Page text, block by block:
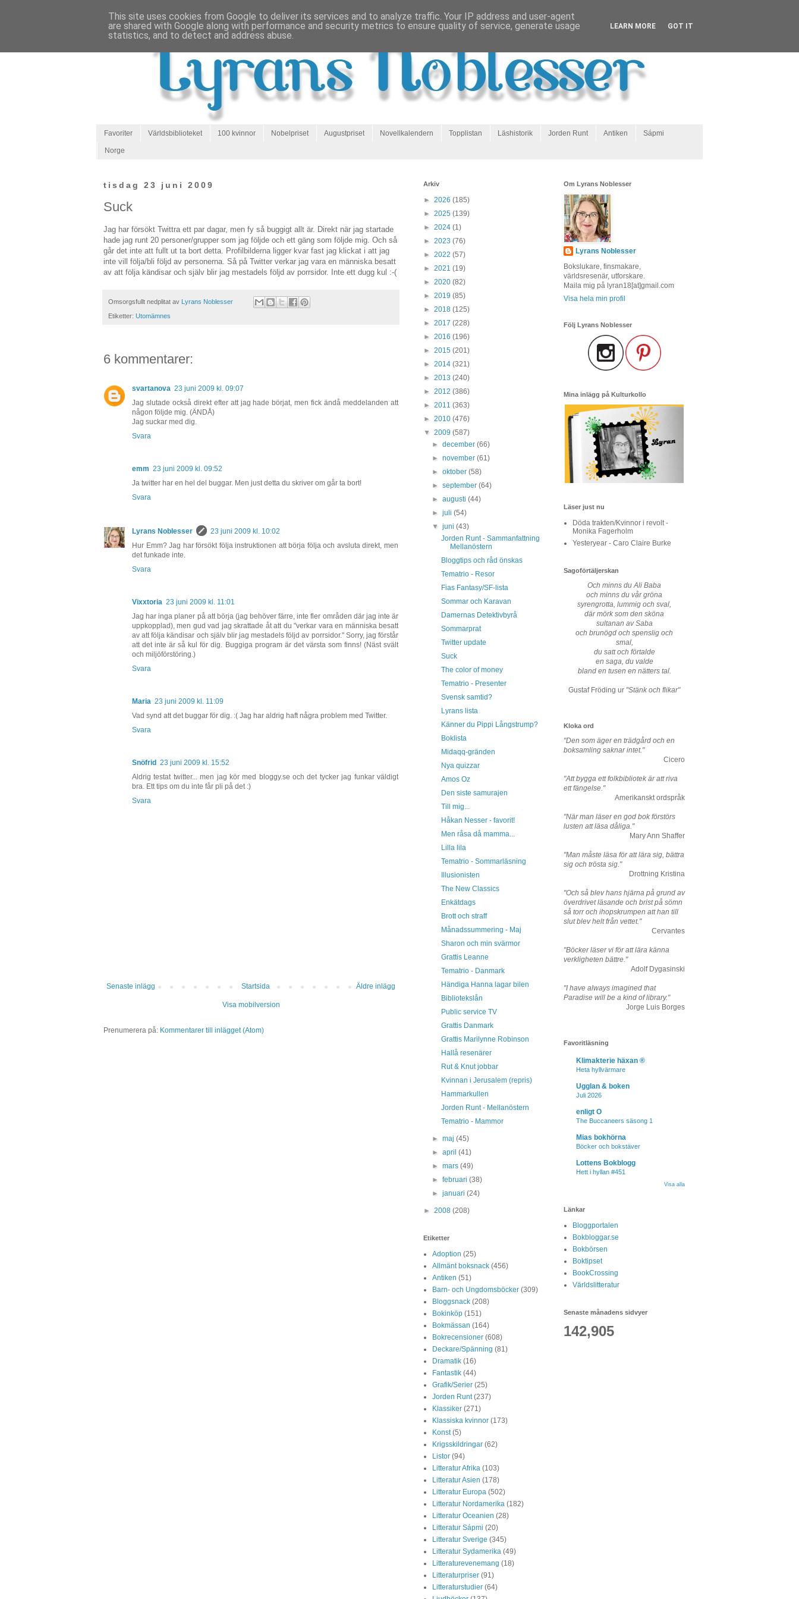
Favoriter Världsbiblioteket 100 kvinnor Nobelpriset Augustpriset Novellkalendern Topplistan Läshistorik Jorden Runt Antiken Sápmi
Norge
tisdag 23 juni 2009
Suck
Jag har försökt Twittra ett par dagar, men fy så buggigt allt är. Direkt när jag startade
hade jag runt 20 personer/grupper som jag följde och ett gäng som följde mig. Och så
går det inte att fullt ut ta bort detta. Profilbilderna ligger kvar fast jag klickat i att jag
inte vill följa/bli följd av personerna. Så på Twitter verkar jag vara en människa besatt
av att följa kändisar och själv blir jag mestadels följd av porrsidor. Inte ett dugg kul :-(
Omsorgsfullt nedplitat av Lyrans Noblesser
Etiketter: Utomämnes
6 kommentarer:
svartanova 23 juni 2009 kl. 09:07
Jag slutade också direkt efter att jag hade börjat, men fick ändå meddelanden att
någon följde mig. (ÄNDÅ)
Jag suckar med dig.
Svara
emm 23 juni 2009 kl. 09:52
Ja twitter har en hel del buggar. Men just detta du skriver om går ta bort!
Svara
Lyrans Noblesser
23 juni 2009 kl. 10:02
Hur Emm? Jag har försökt följa instruktionen att börja följa och avsluta direkt, men
det funkade inte.
Svara
Vixxtoria 23 juni 2009 kl. 11:01
Jag har inga planer på att börja (jag behöver färre, inte fler områden där jag inte är
uppkopplad), men gud vad jag skrattade åt att du "verkar vara en människa besatt
av att följa kändisar och själv blir jag mestadels följd av porrsidor." Sorry, jag förstår
att det inte är så kul för dig. Buggiga program är det värsta som finns! (Näst svält
och miljöförstöring.)
Svara
Maria 23 juni 2009 kl. 11:09
Vad synd att det buggar för dig. :( Jag har aldrig haft några problem med Twitter.
Svara
Snöfrid 23 juni 2009 kl. 15:52
Aldrig testat twitter... men jag kör med bloggy.se och det tycker jag funkar väldigt
bra. Ett tips om du inte får pli på det :)
Svara
Senaste inlägg Äldre inlägg
Startsida
Visa mobilversion
Prenumerera på: Kommentarer till inlägget (Atom)
Arkiv
► 2026 (185)
► 2025 (139)
► 2024 (1)
► 2023 (76)
► 2022 (57)
► 2021 (19)
► 2020 (82)
► 2019 (85)
► 2018 (125)
► 2017 (228)
► 2016 (196)
► 2015 (201)
► 2014 (321)
► 2013 (240)
► 2012 (386)
► 2011 (363)
► 2010 (476)
▼ 2009 (587)
►december(66)
►november(61)
►oktober(58)
►september(64)
►augusti(44)
►juli(54)
▼juni(43)
Jorden Runt - Sammanfattning
Mellanöstern
Bloggtips och råd önskas
Tematrio - Resor
Fias Fantasy/SF-lista
Sommar och Karavan
Damernas Detektivbyrå
Sommarprat
Twitter update
Suck
The color of money
Tematrio - Presenter
Svensk samtid?
Lyrans lista
Känner du Pippi Långstrump?
Boklista
Midaqq-gränden
Nya quizzar
Amos Oz
Den siste samurajen
Till mig...
Håkan Nesser - favorit!
Men råsa då mamma...
Lilla lila
Tematrio - Sommarläsning
Illusionisten
The New Classics
Enkätdags
Brott och straff
Månadssummering - Maj
Sharon och min svärmor
Grattis Leanne
Tematrio - Danmark
Händiga Hanna lagar bilen
Bibliotekslån
Public service TV
Grattis Danmark
Grattis Marilynne Robinson
Hallå resenärer
Rut & Knut jobbar
Kvinnan i Jerusalem (repris)
Hammarkullen
Jorden Runt - Mellanöstern
Tematrio - Mammor
►maj(45)
►april(41)
►mars(49)
►februari(38)
►januari(24)
► 2008 (208)
Etiketter
Adoption (25)
Allmänt boksnack (456)
Antiken (51)
Barn- och Ungdomsböcker (309)
Bloggsnack (208)
Bokinköp (151)
Bokmässan (164)
Bokrecensioner (608)
Deckare/Spänning (81)
Dramatik (16)
Fantastik (44)
Grafik/Serier (25)
Jorden Runt (237)
Klassiker (271)
Klassiska kvinnor (173)
Konst (5)
Krigsskildringar (62)
Listor (94)
Litteratur Afrika (103)
Litteratur Asien (178)
Litteratur Europa (502)
Litteratur Nordamerika (182)
Litteratur Oceanien (28)
Litteratur Sápmi (20)
Litteratur Sverige (345)
Litteratur Sydamerika (49)
Litteraturevenemang (18)
Litteraturpriser (91)
Litteraturstudier (64)
Om Lyrans Noblesser
Lyrans Noblesser
Bokslukare, finsmakare,
världsresenär, utforskare.
Maila mig på lyran18[at]gmail.com
Visa hela min profil
Följ Lyrans Noblesser
Mina inlägg på Kulturkollo
Läser just nu
Döda trakten/Kvinnor i revolt -
Monika Fagerholm
Yesteryear - Caro Claire Burke
Sagoförtäljerskan
Och minns du Ali Baba
och minns du vår gröna
syrengrotta, lummig och sval,
där mörk som den sköna
sultanan av Saba
och brunögd och spenslig och
smal,
du satt och förtalde
en saga, du valde
bland en tusen en nätters tal.
Gustaf Fröding ur "Stänk och flikar"
Kloka ord
"Den som äger en trädgård och en
boksamling saknar intet."
Cicero
"Att bygga ett folkbibliotek är att riva
ett fängelse."
Amerikanskt ordspråk
"När man läser en god bok förstörs
lusten att läsa dåliga."
Mary Ann Shaffer
"Man måste läsa för att lära sig, bättra
sig och trösta sig."
Drottning Kristina
"Och så blev hans hjärna på grund av
överdrivet läsande och brist på sömn
så torr och ihopskrumpen att han till
slut blev helt från vettet."
Cervantes
"Böcker läser vi för att lära känna
verkligheten bättre."
Adolf Dygasinski
"I have always imagined that
Paradise will be a kind of library."
Jorge Luis Borges
Favoritläsning
Klimakterie häxan ®
Heta hyllvärmare
Ugglan & boken
Juli 2026
enligt O
The Buccaneers säsong 1
Mias bokhörna
Böcker och bokstäver
Lottens Bokblogg
Hett i hyllan #451
Visa alla
Länkar
Bloggportalen
Bokbloggar.se
Bokbörsen
Boktipset
BookCrossing
Världslitteratur
Senaste månadens sidvyer
142,905
This site uses cookies from Google to deliver its services and to analyze traffic. Your IP address and user-agent
are shared with Google along with performance and security metrics to ensure quality of service, generate usage
statistics, and to detect and address abuse.
LEARN MORE GOT IT